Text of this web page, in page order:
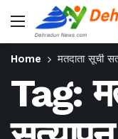
Home मतदाता सूची
Tag: